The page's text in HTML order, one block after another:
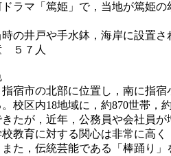
マ「篤姫」で，当地が篤姫の
の井戸や手水鉢，海岸に設置さ
７人
市の北部に位置し，南に指宿
校区内18地域に，約870世帯，
たが，近年，公務員や会社員
育に対する関心は非常に高く
た，伝統芸能である「棒踊り